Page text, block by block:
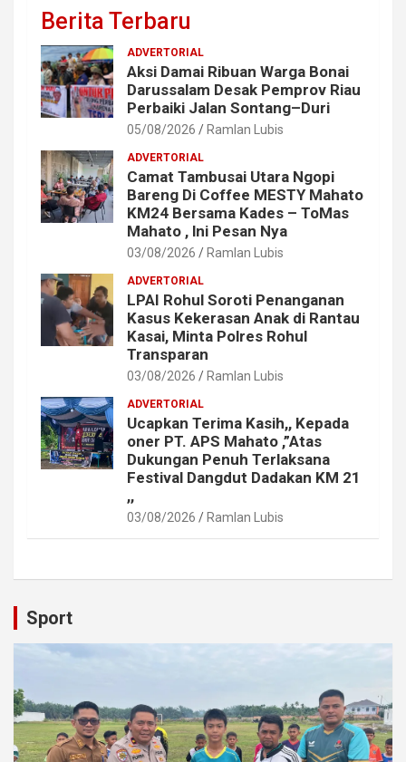
Berita Terbaru
ADVERTORIAL
Aksi Damai Ribuan Warga Bonai
Darussalam Desak Pemprov Riau
Perbaiki Jalan Sontang–Duri
05/08/2026 Ramlan Lubis
ADVERTORIAL
Camat Tambusai Utara Ngopi
Bareng Di Coffee MESTY Mahato
KM24 Bersama Kades – ToMas
Mahato , lni Pesan Nya
03/08/2026 Ramlan Lubis
ADVERTORIAL
LPAI Rohul Soroti Penanganan
Kasus Kekerasan Anak di Rantau
Kasai, Minta Polres Rohul
Transparan
03/08/2026 Ramlan Lubis
ADVERTORIAL
Ucapkan Terima Kasih,, Kepada
oner PT. APS Mahato ,”Atas
Dukungan Penuh Terlaksana
Festival Dangdut Dadakan KM 21
,,
03/08/2026 Ramlan Lubis
Sport